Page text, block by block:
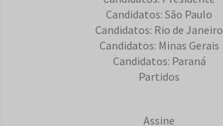
Candidatos: São Paulo
Candidatos: Rio de Janeiro
Candidatos: Minas Gerais
Candidatos: Paraná
Partidos
Assine